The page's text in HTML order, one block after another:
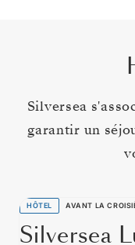
Silversea
garantir un
HÔTEL AVANT LA
Silversea